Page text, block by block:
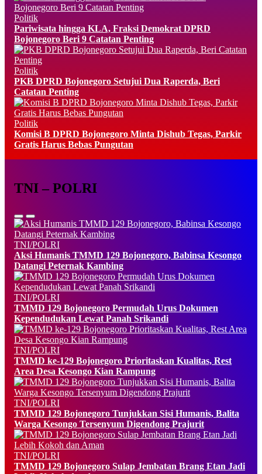
Politik
Pariwisata hingga KLA, Fraksi Demokrat DPRD
Bojonegoro Beri 9 Catatan Penting
Politik
PKB DPRD Bojonegoro Setujui Dua Raperda, Beri
Catatan Penting
Politik
Komisi B DPRD Bojonegoro Minta Dishub Tegas, Parkir
Gratis Harus Bebas Pungutan
TNI – POLRI
TNI/POLRI
Aksi Humanis TMMD 129 Bojonegoro, Babinsa Kesongo
Datangi Peternak Kambing
TNI/POLRI
TMMD 129 Bojonegoro Permudah Urus Dokumen
Kependudukan Lewat Panah Srikandi
TNI/POLRI
TMMD ke-129 Bojonegoro Prioritaskan Kualitas, Rest
Area Desa Kesongo Kian Rampung
TNI/POLRI
TMMD 129 Bojonegoro Tunjukkan Sisi Humanis, Balita
Warga Kesongo Tersenyum Digendong Prajurit
TNI/POLRI
TMMD 129 Bojonegoro Sulap Jembatan Brang Etan Jadi